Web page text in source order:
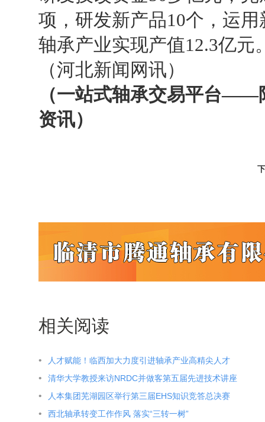
项，研发新产品10个，运用
轴承产业实现产值12.3亿元
（河北新闻网讯）
（一站式轴承交易平台——
资讯）
相关阅读
人才赋能！临西加大力度引进轴承产业高精尖人才
清华大学教授来访NRDC并做客第五届先进技术讲座
人本集团芜湖园区举行第三届EHS知识竞答总决赛
西北轴承转变工作作风 落实“三转一树”